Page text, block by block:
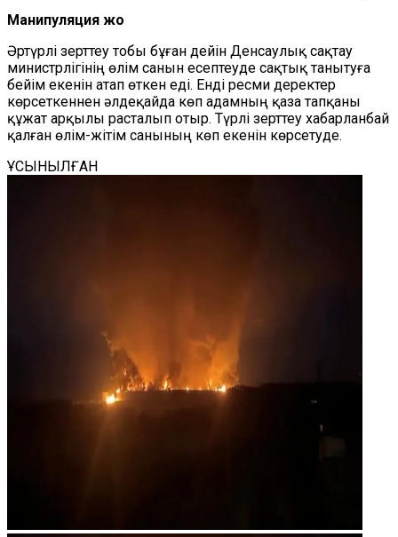
Манипуляция жоқ
Әртүрлі зерттеу тобы бұған дейін Денсаулық сақтау
министрлігінің өлім санын есептеуде сақтық танытуға
бейім екенін атап өткен еді. Енді ресми деректер
көрсеткеннен әлдеқайда көп адамның қаза тапқаны
құжат арқылы расталып отыр. Түрлі зерттеу хабарланбай
қалған өлім-жітім санының көп екенін көрсетуде.
ҰСЫНЫЛҒАН